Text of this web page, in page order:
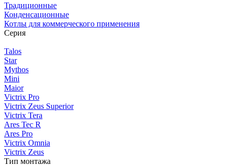
Традиционные
Конденсационные
Котлы для коммерческого применения
Серия
Talos
Star
Mythos
Mini
Maior
Victrix Pro
Victrix Zeus Superior
Victrix Tera
Ares Tec R
Ares Pro
Victrix Omnia
Victrix Zeus
Тип монтажа